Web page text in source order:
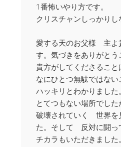
1番怖いやり方です。
クリスチャンしっかりし
愛する天のお父様 主よ
す。気づきをありがとう
貴方がしてくださること
なにひとつ無駄ではない
ハッキリとわかりました。
とてつもない場所でし
破壊されていく 世界を
た。そして 反対に闘っ
チカラもいただきまし